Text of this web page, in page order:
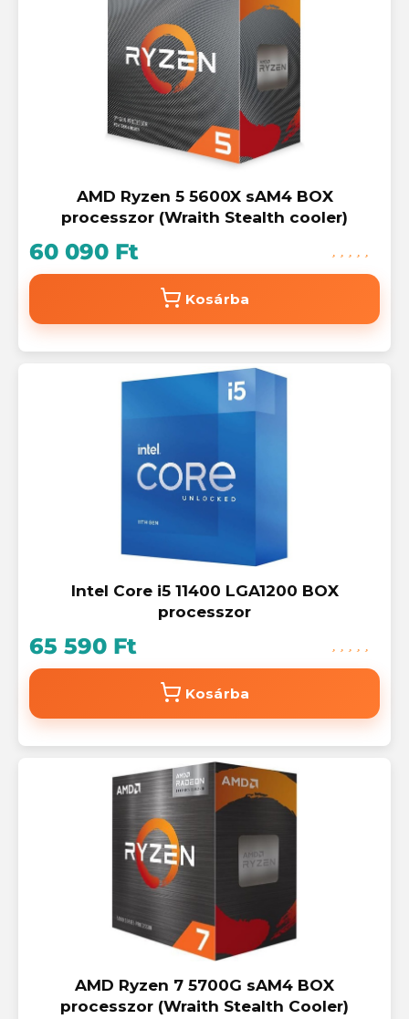
AMD Ryzen 5 5600X sAM4 BOX
processzor (Wraith Stealth cooler)
60 090 Ft
Kosárba
Intel Core i5 11400 LGA1200 BOX
processzor
65 590 Ft
Kosárba
AMD Ryzen 7 5700G sAM4 BOX
processzor (Wraith Stealth Cooler)